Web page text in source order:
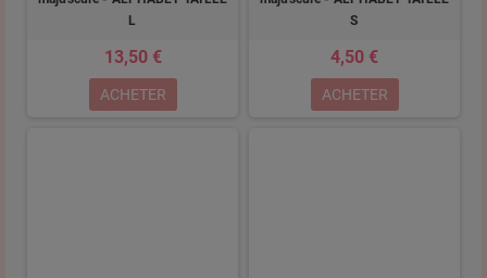
L
13,50 €
ACHETER
S
4,50 €
ACHETER